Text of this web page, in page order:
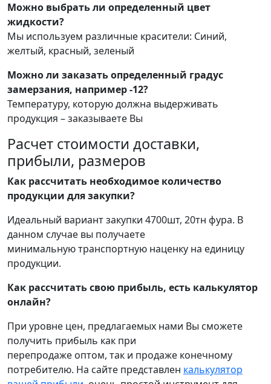
Можно выбрать ли определенный цвет
жидкости?
Мы используем различные красители: Синий,
желтый, красный, зеленый
Можно ли заказать определенный градус
замерзания, например -12?
Температуру, которую должна выдерживать
продукция – заказываете Вы
Расчет стоимости доставки,
прибыли, размеров
Как рассчитать необходимое количество
продукции для закупки?
Идеальный вариант закупки 4700шт, 20тн фура. В
данном случае вы получаете
минимальную транспортную наценку на единицу
продукции.
Как рассчитать свою прибыль, есть калькулятор
онлайн?
При уровне цен, предлагаемых нами Вы сможете
получить прибыль как при
перепродаже оптом, так и продаже конечному
потребителю. На сайте представлен калькулятор